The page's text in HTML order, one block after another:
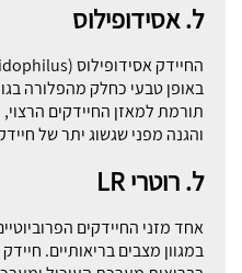
ל. אסידופילוס
באופן טבעי כחלק מהפלורה
והגנה מפני שגשוג יתר של
ל. רוטריLR
אחד מזני החיידקים
במגוון מצבים בריאותיים.